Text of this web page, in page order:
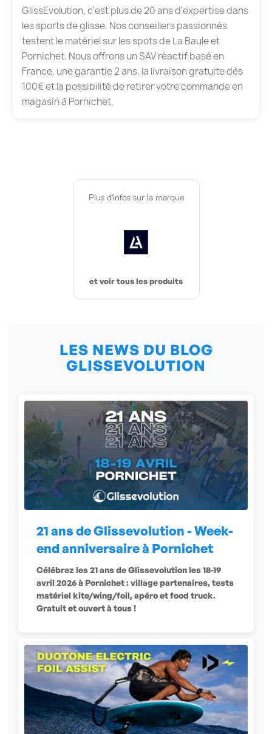
GlissEvolution, c'est plus de 20 ans d'expertise dans
les sports de glisse. Nos conseillers passionnés
testent le matériel sur les spots de La Baule et
Pornichet. Nous offrons un SAV réactif basé en
France, une garantie 2 ans, la livraison gratuite dès
100€ et la possibilité de retirer votre commande en
magasin à Pornichet.
Plus d'infos sur la marque
et voir tous les produits
LES NEWS DU BLOG
GLISSEVOLUTION
21 ans de Glissevolution - Week-
end anniversaire à Pornichet
Célébrez les 21 ans de Glissevolution les 18-19
avril 2026 à Pornichet : village partenaires, tests
matériel kite/wing/foil, apéro et food truck.
Gratuit et ouvert à tous !